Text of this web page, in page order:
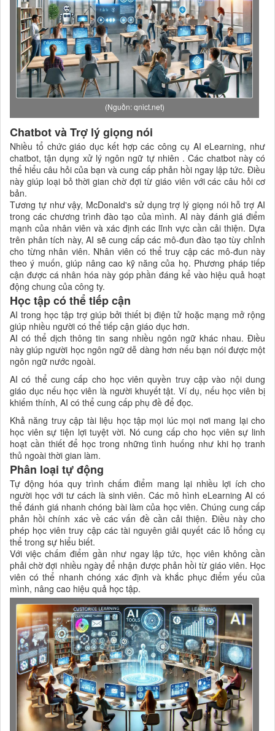
(Nguồn: qnict.net)
Chatbot và Trợ lý giọng nói
Nhiều tổ chức giáo dục kết hợp các công cụ AI eLearning, như
chatbot, tận dụng xử lý ngôn ngữ tự nhiên . Các chatbot này có
thể hiểu câu hỏi của bạn và cung cấp phản hồi ngay lập tức. Điều
này giúp loại bỏ thời gian chờ đợi từ giáo viên với các câu hỏi cơ
bản.
Tương tự như vậy, McDonald's sử dụng trợ lý giọng nói hỗ trợ AI
trong các chương trình đào tạo của mình. AI này đánh giá điểm
mạnh của nhân viên và xác định các lĩnh vực cần cải thiện. Dựa
trên phân tích này, AI sẽ cung cấp các mô-đun đào tạo tùy chỉnh
cho từng nhân viên. Nhân viên có thể truy cập các mô-đun này
theo ý muốn, giúp nâng cao kỹ năng của họ. Phương pháp tiếp
cận được cá nhân hóa này góp phần đáng kể vào hiệu quả hoạt
động chung của công ty.
Học tập có thể tiếp cận
AI trong học tập trợ giúp bởi thiết bị điện tử hoặc mạng mở rộng
giúp nhiều người có thể tiếp cận giáo dục hơn.
AI có thể dịch thông tin sang nhiều ngôn ngữ khác nhau. Điều
này giúp người học ngôn ngữ dễ dàng hơn nếu bạn nói được một
ngôn ngữ nước ngoài.
AI có thể cung cấp cho học viên quyền truy cập vào nội dung
giáo dục nếu học viên là người khuyết tật. Ví dụ, nếu học viên bị
khiếm thính, AI có thể cung cấp phụ đề để đọc.
Khả năng truy cập tài liệu học tập mọi lúc mọi nơi mang lại cho
học viên sự tiện lợi tuyệt vời. Nó cung cấp cho học viên sự linh
hoạt cần thiết để học trong những tình huống như khi họ tranh
thủ ngoài thời gian làm.
Phân loại tự động
Tự động hóa quy trình chấm điểm mang lại nhiều lợi ích cho
người học với tư cách là sinh viên. Các mô hình eLearning AI có
thể đánh giá nhanh chóng bài làm của học viên. Chúng cung cấp
phản hồi chính xác về các vấn đề cần cải thiện. Điều này cho
phép học viên truy cập các tài nguyên giải quyết các lỗ hổng cụ
thể trong sự hiểu biết.
Với việc chấm điểm gần như ngay lập tức, học viên không cần
phải chờ đợi nhiều ngày để nhận được phản hồi từ giáo viên. Học
viên có thể nhanh chóng xác định và khắc phục điểm yếu của
mình, nâng cao hiệu quả học tập.